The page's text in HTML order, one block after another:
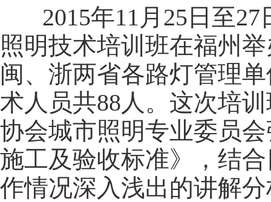
2015年11月 25 日至27
照明技术培训班在福州
闽、浙两省各路灯管理
术人员共88人。这次培
协会城市照明专业委员
施工及验收标准》，结
作情况深入浅出的讲解